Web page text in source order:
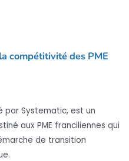
compétitivité des PME
par Systematic, est un
aux PME franciliennes qui
de transition